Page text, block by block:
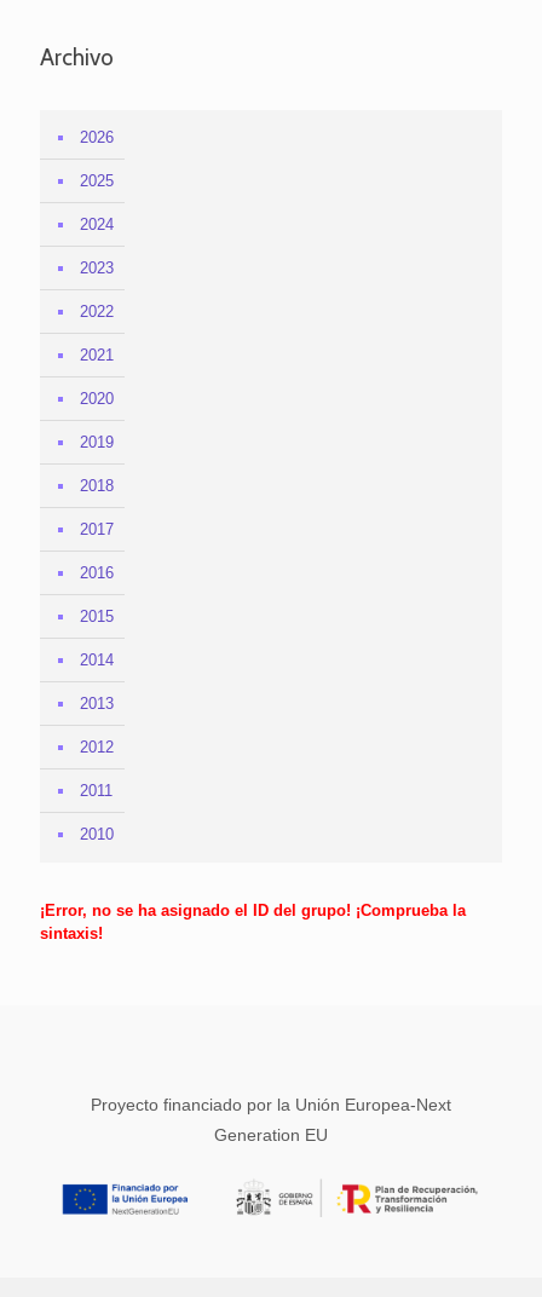
Archivo
2026
2025
2024
2023
2022
2021
2020
2019
2018
2017
2016
2015
2014
2013
2012
2011
2010
¡Error, no se ha asignado el ID del grupo! ¡Comprueba la
sintaxis!
Proyecto financiado por la Unión Europea-Next
Generation EU